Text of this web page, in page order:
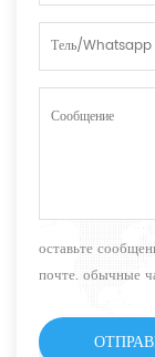
оставьте
почте.